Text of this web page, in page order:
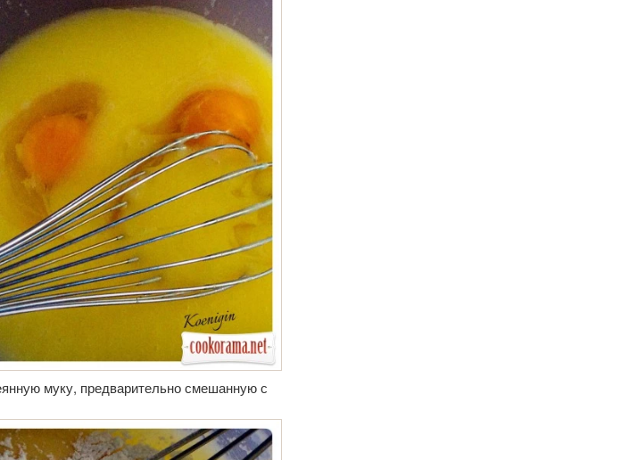
муку, предварительно смешанную с